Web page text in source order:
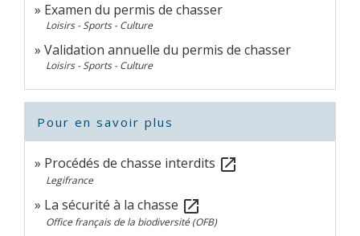
Examen du permis de chasser
Loisirs - Sports - Culture
Validation annuelle du permis de chasser
Loisirs - Sports - Culture
Pour en savoir plus
Procédés de chasse interdits open_in_new
Legifrance
La sécurité à la chasse open_in_new
Office français de la biodiversité (OFB)